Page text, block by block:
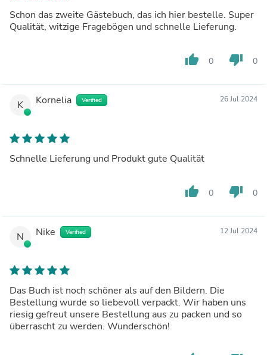
Schon das zweite Gästebuch, das ich hier bestelle. Super
Qualität, witzige Fragebögen und schnelle Lieferung.
thumb_up 0 thumb_down 0
K Kornelia Verified 26 Jul 2024
Schnelle Lieferung und Produkt gute Qualität
thumb_up 0 thumb_down 0
N Nike Verified 12 Jul 2024
Das Buch ist noch schöner als auf den Bildern. Die
Bestellung wurde so liebevoll verpackt. Wir haben uns
riesig gefreut unsere Bestellung aus zu packen und so
überrascht zu werden. Wunderschön!